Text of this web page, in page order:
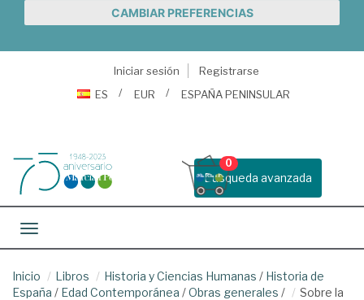
CAMBIAR PREFERENCIAS
Iniciar sesión
Registrarse
ES
EUR ESPAÑA PENINSULAR
Busqueda avanzada
0
Toggle navigation
Inicio Libros Historia y Ciencias Humanas / Historia de
España / Edad Contemporánea /Obras generales /
Sobre la